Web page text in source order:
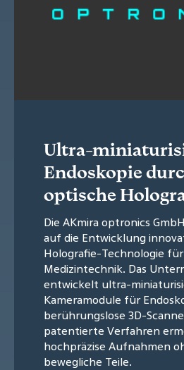
Ultra-
Endoskopie
optische
Die AKmira optronics
auf die Entwicklung
Holografie-Technologie
Medizintechnik. Das
entwickelt ultra-
Kameramodule für
berührungslose 3D-
patentierte Verfahren
hochpräzise Aufnahmen
bewegliche Teile.